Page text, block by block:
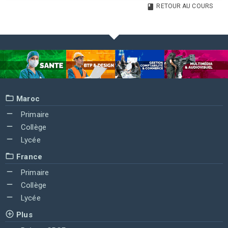
RETOUR AU COURS
Maroc
Primaire
Collège
Lycée
France
Primaire
Collège
Lycée
Plus